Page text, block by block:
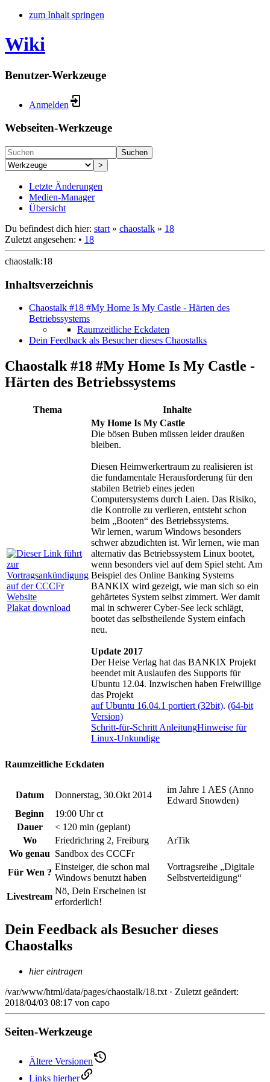
zum Inhalt springen
Wiki
Benutzer-Werkzeuge
Anmelden
Webseiten-Werkzeuge
Suchen
>
Letzte Änderungen
Medien-Manager
Übersicht
Du befindest dich hier: start » chaostalk » 18
Zuletzt angesehen: • 18
chaostalk:18
Inhaltsverzeichnis
Chaostalk #18 #My Home Is My Castle - Härten des
Betriebssystems
Raumzeitliche Eckdaten
Dein Feedback als Besucher dieses Chaostalks
Chaostalk #18 #My Home Is My Castle -
Härten des Betriebssystems
Thema Inhalte
Plakat download
My Home Is My Castle
Die bösen Buben müssen leider draußen
bleiben.
Diesen Heimwerkertraum zu realisieren ist
die fundamentale Herausforderung für den
stabilen Betrieb eines jeden
Computersystems durch Laien. Das Risiko,
die Kontrolle zu verlieren, entsteht schon
beim „Booten“ des Betriebssystems.
Wir lernen, warum Windows besonders
schwer abzudichten ist. Wir lernen, wie man
alternativ das Betriebssystem Linux bootet,
wenn besonders viel auf dem Spiel steht. Am
Beispiel des Online Banking Systems
BANKIX wird gezeigt, wie man sich so ein
gehärtetes System selbst zimmert. Wer damit
mal in schwerer Cyber-See leck schlägt,
bootet das selbstheilende System einfach
neu.
Update 2017
Der Heise Verlag hat das BANKIX Projekt
beendet mit Auslaufen des Supports für
Ubuntu 12.04. Inzwischen haben Freiwillige
das Projekt
auf Ubuntu 16.04.1 portiert (32bit). (64-bit
Version)
Schritt-für-Schritt AnleitungHinweise für
Linux-Unkundige
Raumzeitliche Eckdaten
Datum Donnerstag, 30.Okt 2014
im Jahre 1 AES (Anno
Edward Snowden)
Beginn
19:00 Uhr ct
Dauer
< 120 min (geplant)
Wo
Friedrichring 2, Freiburg
ArTik
Wo genau Sandbox des CCCFr
Für Wen ?
Einsteiger, die schon mal
Windows benutzt haben
Vortragsreihe „Digitale
Selbstverteidigung“
Livestream
Nö, Dein Erscheinen ist
erforderlich!
Dein Feedback als Besucher dieses
Chaostalks
hier eintragen
/var/www/html/data/pages/chaostalk/18.txt · Zuletzt geändert:
2018/04/03 08:17 von capo
Seiten-Werkzeuge
Ältere Versionen
Links hierher